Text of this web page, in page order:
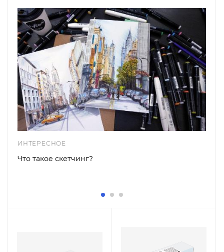
ИНТЕРЕСНОЕ
Что такое скетчинг?